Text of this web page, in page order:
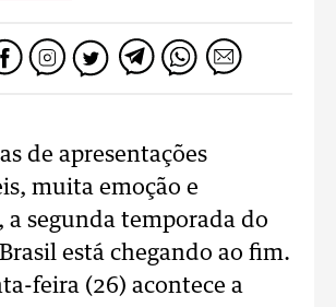
de apresentações
muita emoção e
a segunda temporada do
está chegando ao fim.
feira (26) acontece a